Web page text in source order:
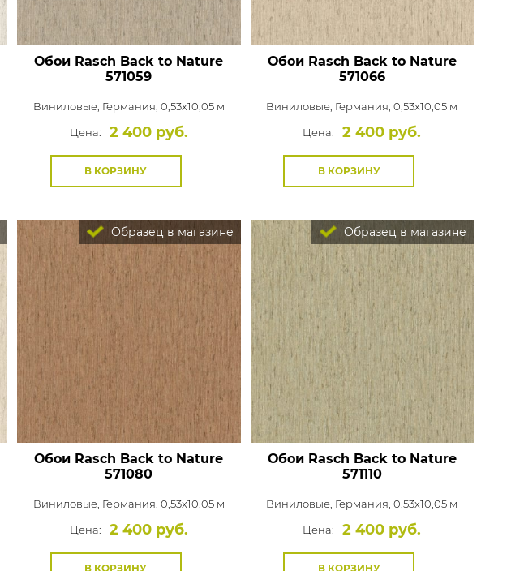
Обои Rasch Back to Nature
571059
Виниловые, Германия, 0,53x10,05 м
Цена:
2 400 руб.
В КОРЗИНУ
Обои Rasch Back to Nature
571066
Виниловые, Германия, 0,53x10,05 м
Цена:
2 400 руб.
В КОРЗИНУ
Образец в магазине
Обои Rasch Back to Nature
571080
Виниловые, Германия, 0,53x10,05 м
Цена:
2 400 руб.
В КОРЗИНУ
Образец в магазине
Обои Rasch Back to Nature
571110
Виниловые, Германия, 0,53x10,05 м
Цена:
2 400 руб.
В КОРЗИНУ